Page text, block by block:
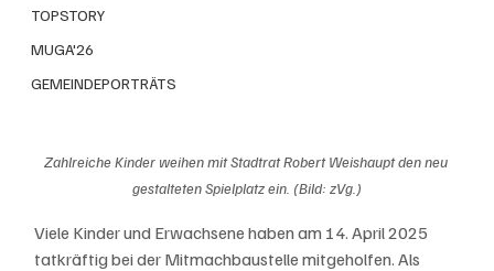
TOPSTORY
MUGA'26
GEMEINDEPORTRÄTS
Zahlreiche Kinder weihen mit Stadtrat Robert Weishaupt den neu
gestalteten Spielplatz ein. (Bild: zVg.)
Viele Kinder und Erwachsene haben am 14. April 2025
tatkräftig bei der Mitmachbaustelle mitgeholfen. Als